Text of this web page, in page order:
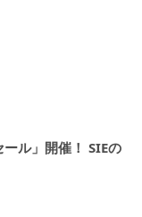
ル」開催！ SIEの